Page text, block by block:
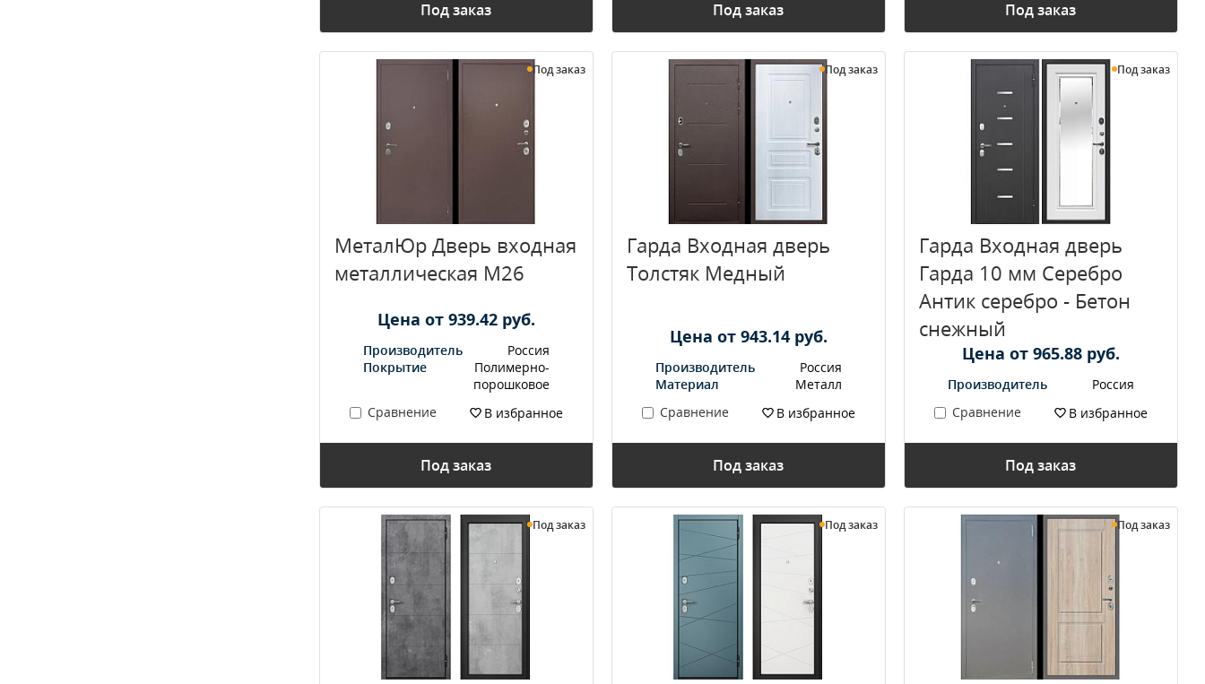
Под заказ Под заказ Под заказ
Под заказ
МеталЮр Дверь входная
металлическая M26
Цена от 939.42 руб.
Производитель
Россия
Покрытие
Полимерно-
порошковое
Сравнение
В избранное
Под заказ
Под заказ
Гарда Входная дверь
Толстяк Медный
Цена от 943.14 руб.
Производитель
Россия
Материал
Металл
Сравнение
В избранное
Под заказ
Под заказ
Гарда Входная дверь
Гарда 10 мм Серебро
Антик серебро - Бетон
снежный
Цена от 965.88 руб.
Производитель
Россия
Сравнение
В избранное
Под заказ
Под заказ Под заказ Под заказ